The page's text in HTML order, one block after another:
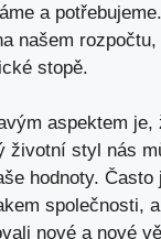
a
našem
stopě.
aspektem je,
životní styl nás
hodnoty. Často
společnosti,
nové a nové